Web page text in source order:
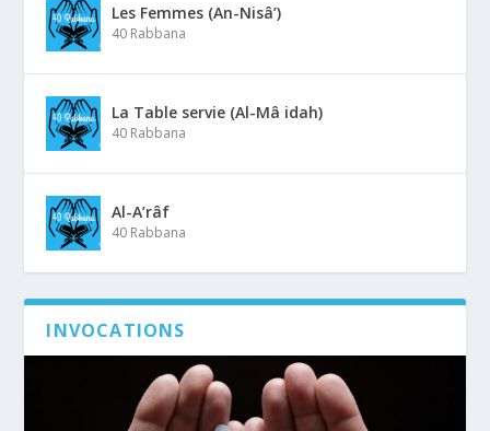
Les Femmes (An-Nisâ’)
40 Rabbana
La Table servie (Al-Mâ idah)
40 Rabbana
Al-A’râf
40 Rabbana
INVOCATIONS